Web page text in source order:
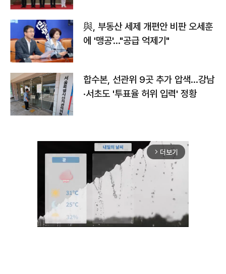
與, 부동산 세제 개편안 비판 오세훈
에 '맹공'…"공급 억제기"
합수본, 선관위 9곳 추가 압색…강남
·서초도 '투표율 허위 입력' 정황
arrow_forward_ios 더보기